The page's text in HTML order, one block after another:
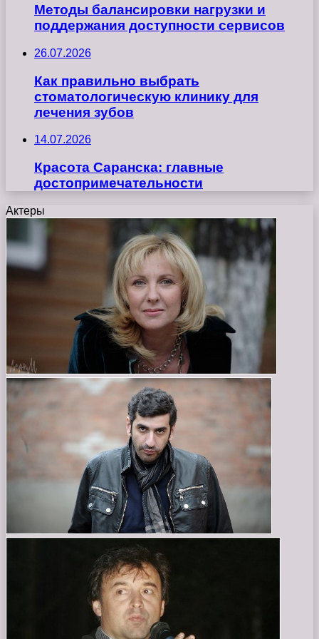
Методы балансировки нагрузки и
поддержания доступности сервисов
26.07.2026
Как правильно выбрать
стоматологическую клинику для
лечения зубов
14.07.2026
Красота Саранска: главные
достопримечательности
Актеры